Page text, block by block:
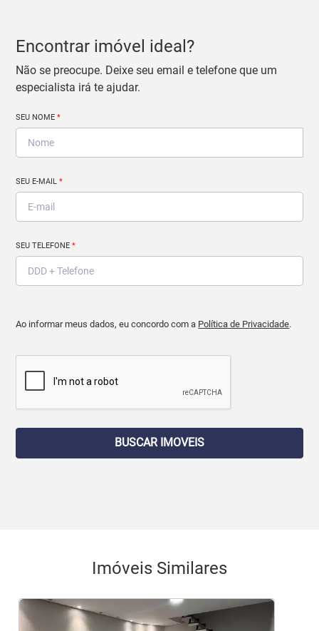
Encontrar imóvel ideal?
Não se preocupe. Deixe seu email e telefone que um
especialista irá te ajudar.
SEU NOME*
SEU E-MAIL*
SEU TELEFONE*
Ao informar meus dados, eu concordo com a Política de Privacidade.
BUSCAR IMOVEIS
Imóveis Similares